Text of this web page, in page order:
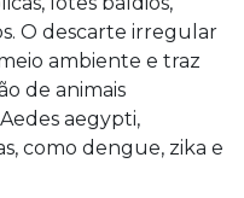
O descarte irregular
ambiente e traz
de animais
aegypti,
como dengue, zika e